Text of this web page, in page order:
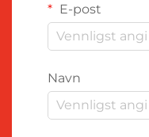
E-post
Navn